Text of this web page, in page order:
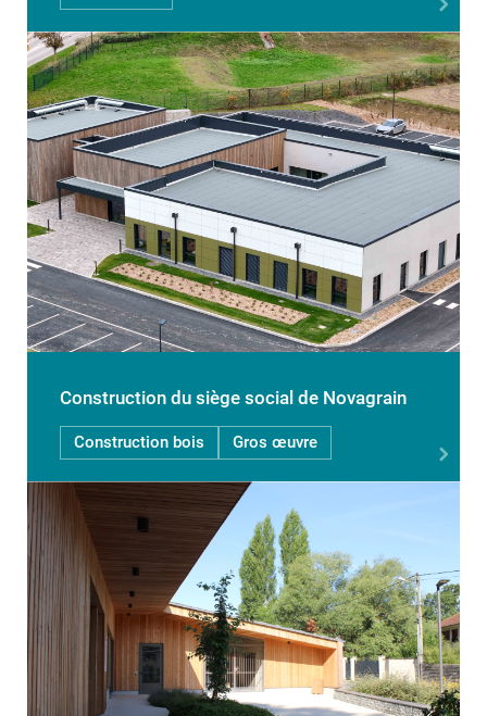
Construction du siège social de Novagrain
Construction bois Gros œuvre